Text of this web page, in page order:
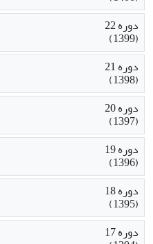
دوره 22
(1399)
دوره 21
(1398)
دوره 20
(1397)
دوره 19
(1396)
دوره 18
(1395)
دوره 17